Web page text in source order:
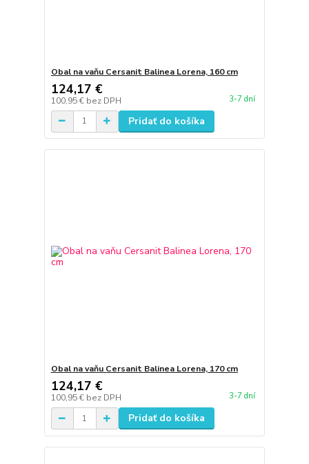
Obal na vaňu Cersanit Balinea Lorena, 160 cm
124,17 €
100,95 € bez DPH 3-7 dní
Pridať do košíka
Obal na vaňu Cersanit Balinea Lorena, 170 cm
124,17 €
100,95 € bez DPH 3-7 dní
Pridať do košíka